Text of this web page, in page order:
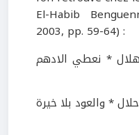
El-Habib
2003, pp. 59-64) :
* نعطي الادهم
* والعود بلا خيرة